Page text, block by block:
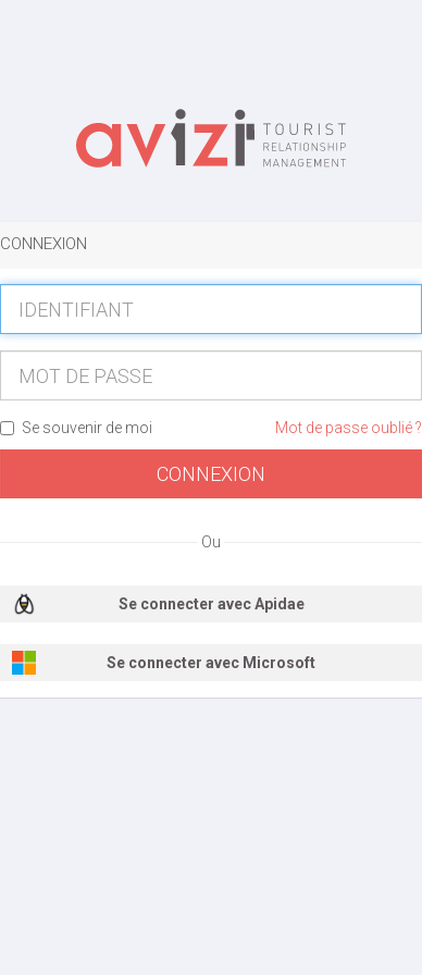
CONNEXION
Se souvenir de moi Mot de passe oublié ?
CONNEXION
Ou
Se connecter avec Apidae
Se connecter avec Microsoft